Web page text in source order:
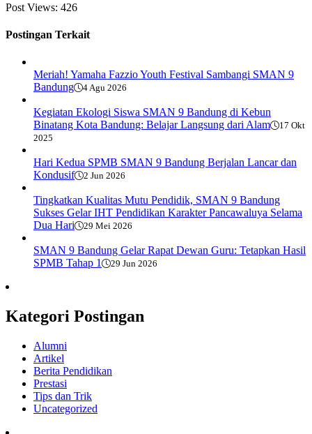
Post Views: 426
Postingan Terkait
Meriah! Yamaha Fazzio Youth Festival Sambangi SMAN 9
Bandung
4 Agu 2026
Kegiatan Ekologi Siswa SMAN 9 Bandung di Kebun
Binatang Kota Bandung: Belajar Langsung dari Alam
17 Okt
2025
Hari Kedua SPMB SMAN 9 Bandung Berjalan Lancar dan
Kondusif
2 Jun 2026
Tingkatkan Kualitas Mutu Pendidik, SMAN 9 Bandung
Sukses Gelar IHT Pendidikan Karakter Pancawaluya Selama
Dua Hari
29 Mei 2026
SMAN 9 Bandung Gelar Rapat Dewan Guru: Tetapkan Hasil
SPMB Tahap 1
29 Jun 2026
Kategori Postingan
Alumni
Artikel
Berita Pendidikan
Prestasi
Tips dan Trik
Uncategorized